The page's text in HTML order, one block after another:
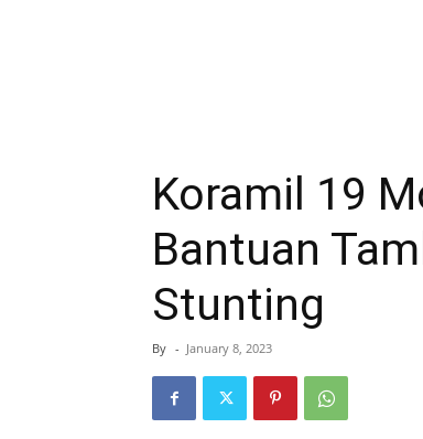
Koramil 19
Bantuan
Stunting
By - January 8, 2023